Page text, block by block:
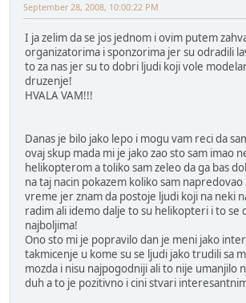
September 28, 2008, 10:00:22 PM
I ja zelim da se jos jednom i ovim putem
organizatorima i sponzorima jer su odradili
to za nas jer su to dobri ljudi koji vole
druzenje!
HVALA VAM!!!
Danas je bilo jako lepo i mogu vam reci da
ovaj skup mada mi je jako zao sto sam imao
helikopterom a toliko sam zeleo da ga bas
na taj nacin pokazem koliko sam
vreme jer znam da postoje ljudi koji na neki
radim ali idemo dalje to su helikopteri i to se
najboljima!
Ono sto mi je popravilo dan je meni jako
takmicenje u kome su se ljudi jako trudili sa
mozda i nisu najpogodniji ali to nije umanjilo
duh a to je pozitivno i cini stvari